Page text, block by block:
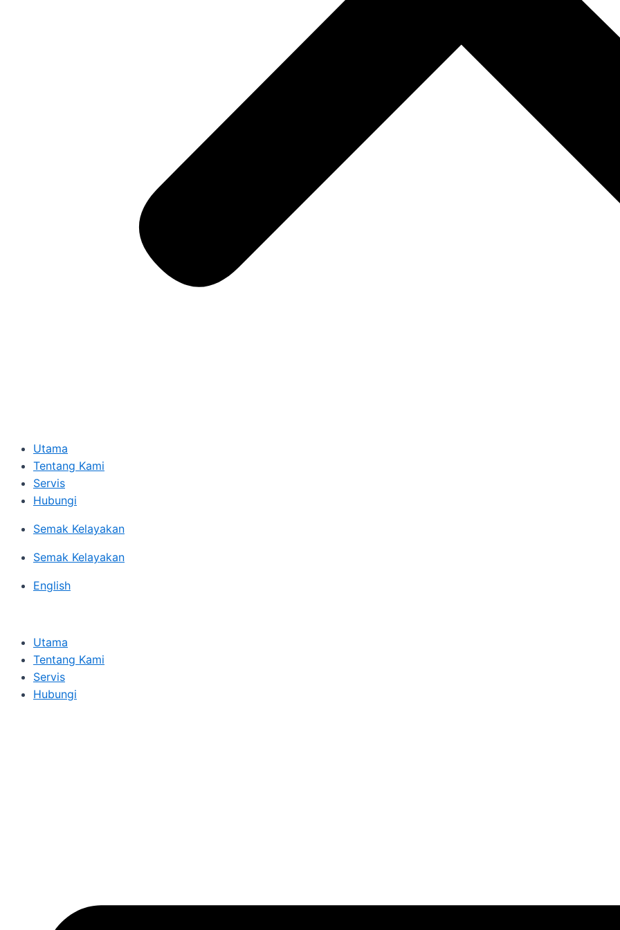
Utama
Tentang Kami
Servis
Hubungi
Semak Kelayakan
Semak Kelayakan
English
Utama
Tentang Kami
Servis
Hubungi